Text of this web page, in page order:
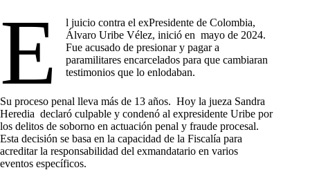
E
l juicio contra el exPresidente de Colombia,
Álvaro Uribe Vélez, inició en mayo de 2024.
Fue acusado de presionar y pagar a
paramilitares encarcelados para que cambiaran
testimonios que lo enlodaban.
Su proceso penal lleva más de 13 años. Hoy la jueza Sandra
Heredia declaró culpable y condenó al expresidente Uribe por
los delitos de soborno en actuación penal y fraude procesal.
Esta decisión se basa en la capacidad de la Fiscalía para
acreditar la responsabilidad del exmandatario en varios
eventos específicos.